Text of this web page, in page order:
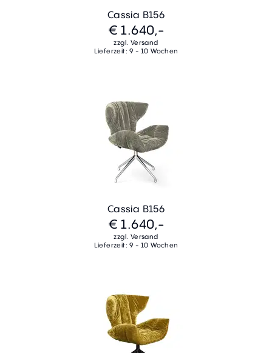
Cassia B156
€ 1.640,-
zzgl. Versand
Lieferzeit: 9 - 10 Wochen
Cassia B156
€ 1.640,-
zzgl. Versand
Lieferzeit: 9 - 10 Wochen